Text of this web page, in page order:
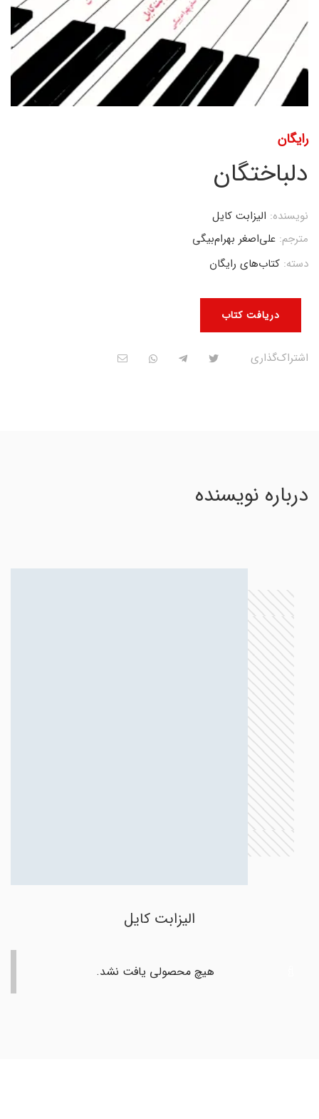
رایگان
دلباختگان
دریافت کتاب
نویسنده: الیزابت کایل
مترجم: علی‌اصغر بهرام‌بیگی
دسته: کتاب‌های رایگان
اشتراک‌گذاری
درباره نویسنده
الیزابت کایل
هیچ محصولی یافت نشد.